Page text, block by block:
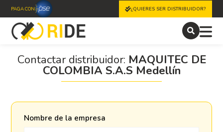
PAGA CON ¿QUIERES SER DISTRIBUIDOR?
Contactar distribuidor: MAQUITEC DE
COLOMBIA S.A.S Medellín
Nombre de la empresa